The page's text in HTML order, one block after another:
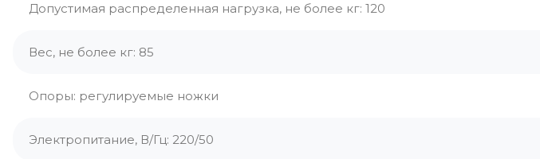
Допустимая распределенная нагрузка, не более кг: 120
Вес, не более кг: 85
Опоры: регулируемые ножки
Электропитание, В/Гц: 220/50